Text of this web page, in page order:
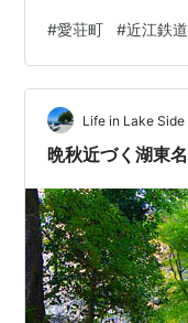
年(昭和5)当時の集
莊村 歴史 1872年(
設置。 1875年(明
る。1876年(明治9)
9)6…
#愛荘町 #近江鉄道
Life in Lake Side
晩秋近づく湖東